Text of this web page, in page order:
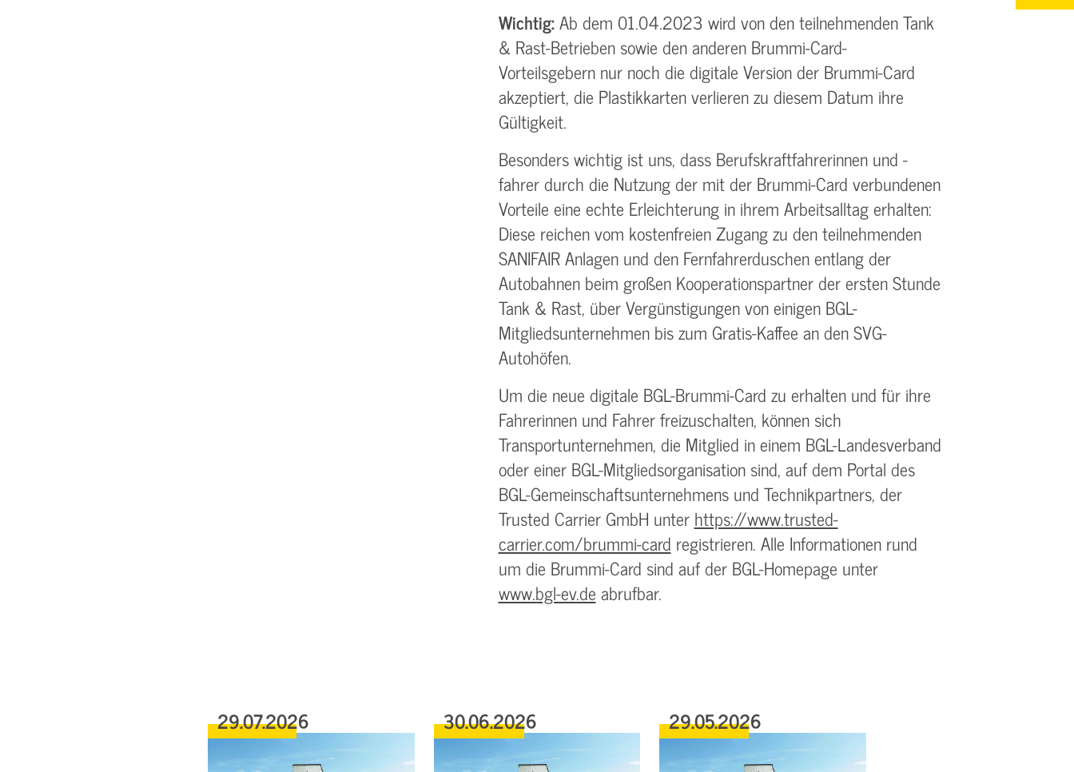
Wichtig:Ab dem 01.04.2023 wird von den teilnehmenden Tank
& Rast-Betrieben sowie den anderen Brummi-Card-
Vorteilsgebern nur noch die digitale Version der Brummi-Card
akzeptiert, die Plastikkarten verlieren zu diesem Datum ihre
Gültigkeit.
Besonders wichtig ist uns, dass Berufskraftfahrerinnen und -
fahrer durch die Nutzung der mit der Brummi-Card verbundenen
Vorteile eine echte Erleichterung in ihrem Arbeitsalltag erhalten:
Diese reichen vom kostenfreien Zugang zu den teilnehmenden
SANIFAIR Anlagen und den Fernfahrerduschen entlang der
Autobahnen beim großen Kooperationspartner der ersten Stunde
Tank & Rast, über Vergünstigungen von einigen BGL-
Mitgliedsunternehmen bis zum Gratis-Kaffee an den SVG-
Autohöfen.
Um die neue digitale BGL-Brummi-Card zu erhalten und für ihre
Fahrerinnen und Fahrer freizuschalten, können sich
Transportunternehmen, die Mitglied in einem BGL-Landesverband
oder einer BGL-Mitgliedsorganisation sind, auf dem Portal des
BGL-Gemeinschaftsunternehmens und Technikpartners, der
Trusted Carrier GmbH unterhttps://www.trusted-
carrier.com/brummi-card registrieren. Alle Informationen rund
um die Brummi-Card sind auf der BGL-Homepage unter
www.bgl-ev.deabrufbar.
29.07.2026 30.06.2026 29.05.2026